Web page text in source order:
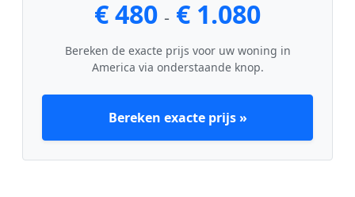
€ 480 - € 1.080
Bereken de exacte prijs voor uw woning in
America via onderstaande knop.
Bereken exacte prijs »